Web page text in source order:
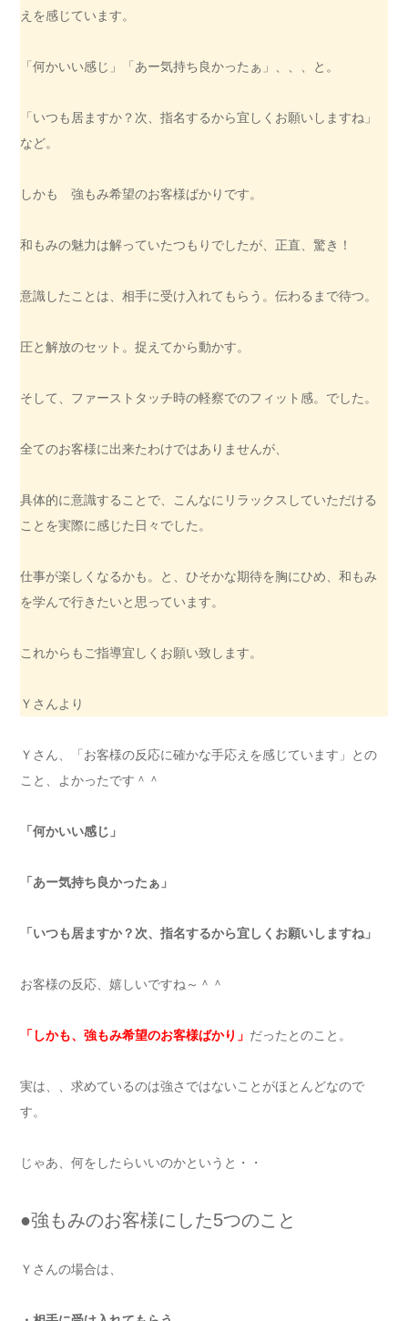
えを感じています。
「何かいい感じ」「あー気持ち良かったぁ」、、、と。
「いつも居ますか？次、指名するから宜しくお願いしますね」
など。
しかも 強もみ希望のお客様ばかりです。
和もみの魅力は解っていたつもりでしたが、正直、驚き！
意識したことは、相手に受け入れてもらう。伝わるまで待つ。
圧と解放のセット。捉えてから動かす。
そして、ファーストタッチ時の軽察でのフィット感。でした。
全てのお客様に出来たわけではありませんが、
具体的に意識することで、こんなにリラックスしていただける
ことを実際に感じた日々でした。
仕事が楽しくなるかも。と、ひそかな期待を胸にひめ、和もみ
を学んで行きたいと思っています。
これからもご指導宜しくお願い致します。
Ｙさんより
Ｙさん、「お客様の反応に確かな手応えを感じています」との
こと、よかったです＾＾
「何かいい感じ」
「あー気持ち良かったぁ」
「いつも居ますか？次、指名するから宜しくお願いしますね」
お客様の反応、嬉しいですね～＾＾
「しかも、強もみ希望のお客様ばかり」 だったとのこと。
実は、、求めているのは強さではないことがほとんどなので
す。
じゃあ、何をしたらいいのかというと・・
●強もみのお客様にした5つのこと
Ｙさんの場合は、